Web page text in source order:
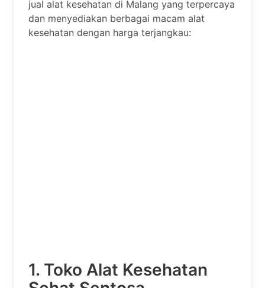
jual alat kesehatan di Malang yang terpercaya
dan menyediakan berbagai macam alat
kesehatan dengan harga terjangkau:
1. Toko Alat Kesehatan